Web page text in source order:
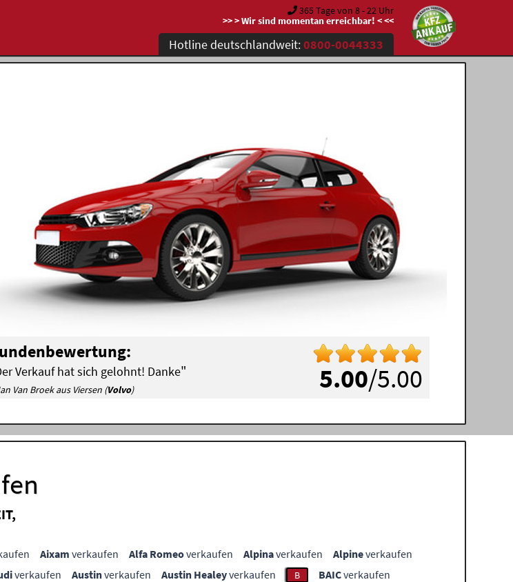
365 Tage von 8 - 22 Uhr
>> > Wir sind momentan erreichbar! < <<
Hotline deutschlandweit:0800-0044333
5.00/5.00
Verkauf hat sich gelohnt! Danke"
Van Broek aus Viersen (Volvo)
Aixam verkaufen Alfa Romeoverkaufen Alpinaverkaufen Alpineverkaufen
verkaufen Austinverkaufen Austin Healeyverkaufen B BAICverkaufen